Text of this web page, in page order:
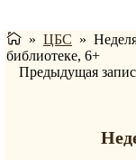
» ЦБС »
библиотеке, 6+
Предыдущая